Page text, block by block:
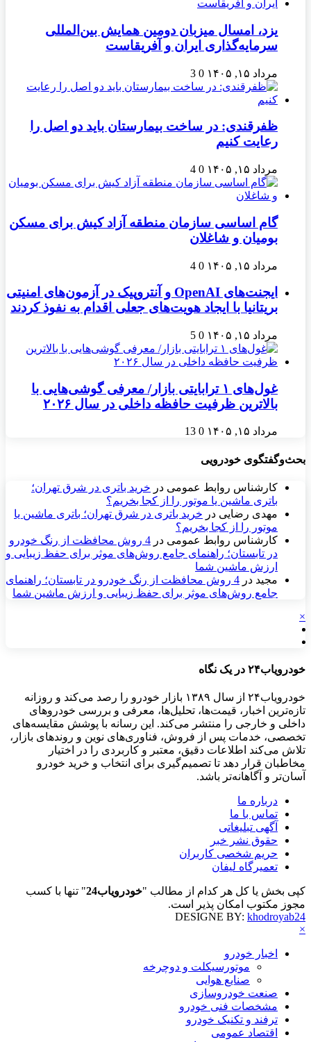
یزد، امسال میزبان دومین همایش بین‌المللی
سرمایه‌گذاری ایران و آفریقاست
مرداد ۱۵, ۱۴۰۵ 0
3
ظفرقندی: در ساخت بیمارستان باید دو اصل را
رعایت کنیم
مرداد ۱۵, ۱۴۰۵ 0
4
گام اساسی سازمان منطقه آزاد کیش برای مسکن
بومیان و شاغلان
مرداد ۱۵, ۱۴۰۵ 0
4
ایجنت‌های OpenAI و آنتروپیک در آزمون‌های امنیتی
بریتانیا با ایجاد هویت‌های جعلی اقدام به نفوذ کردند
مرداد ۱۵, ۱۴۰۵ 0
5
غول‌های ۱ ترابایتی بازار/ معرفی گوشی‌هایی با
بالاترین ظرفیت حافظه داخلی در سال ۲۰۲۶
مرداد ۱۵, ۱۴۰۵ 0
13
بحث‌وگفتگوی خودرویی
کارشناس روابط عمومی در خرید باتری در شرق تهران؛
باتری ماشین یا موتور را از کجا بخریم؟
مهدی رضایی در خرید باتری در شرق تهران؛ باتری ماشین یا
موتور را از کجا بخریم؟
کارشناس روابط عمومی در
4 روش محافظت از رنگ خودرو
در تابستان؛ راهنمای جامع روش‌های موثر برای حفظ زیبایی و
ارزش ماشین شما
مجید در
4 روش محافظت از رنگ خودرو در تابستان؛ راهنمای
جامع روش‌های موثر برای حفظ زیبایی و ارزش ماشین شما
×
خودرویاب۲۴ در یک نگاه
خودرویاب۲۴ از سال ۱۳۸۹ بازار خودرو را رصد می‌کند و روزانه
تازه‌ترین اخبار، قیمت‌ها، تحلیل‌ها، معرفی و بررسی خودروهای
داخلی و خارجی را منتشر می‌کند. این رسانه با پوشش مقایسه‌های
تخصصی، خدمات پس از فروش، فناوری‌های نوین و روندهای بازار،
تلاش می‌کند اطلاعات دقیق، معتبر و کاربردی را در اختیار
مخاطبان قرار دهد تا تصمیم‌گیری برای انتخاب و خرید خودرو
آسان‌تر و آگاهانه‌تر باشد.
درباره ما
تماس با ما
آگهی تبلیغاتی
حقوق نشر خبر
حریم شخصی کاربران
تعمیرگاه لیفان
کپی بخش یا کل هر کدام از مطالب "خودرویاب24
" تنها با کسب
مجوز مکتوب امکان پذیر است.
DESIGNE BY: khodroyab24
×
اخبار خودرو
موتورسیکلت و دوچرخه
صنایع هوایی
صنعت خودروسازی
مشخصات فنی خودرو
ترفند و تکنیک خودرو
اقتصاد عمومی